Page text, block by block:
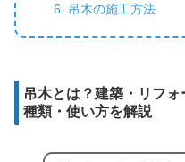
吊木の施工方法
吊木とは？建築・リフ
種類・使い方を解説